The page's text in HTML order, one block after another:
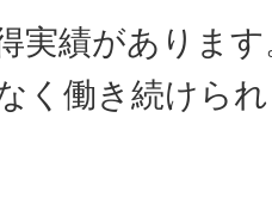
実績がありま
く働き続けら